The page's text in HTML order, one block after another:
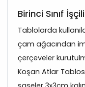
Birinci Sınıf
Tablolarda
çam ağacından
çerçeveler
Koşan Atlar